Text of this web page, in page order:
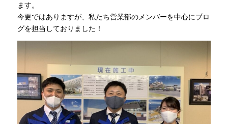
ます。
今更ではありますが、私たち営業部のメンバーを中心にブロ
グを担当しておりました！